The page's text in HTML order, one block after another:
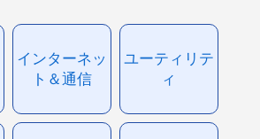
インターネッ
ト＆通信
ユーティリテ
ィ